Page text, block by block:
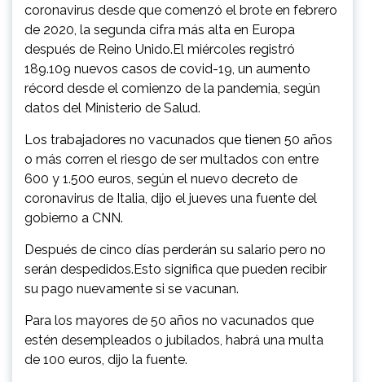
coronavirus desde que comenzó el brote en febrero
de 2020, la segunda cifra más alta en Europa
después de Reino Unido.El miércoles registró
189.109 nuevos casos de covid-19, un aumento
récord desde el comienzo de la pandemia, según
datos del Ministerio de Salud.
Los trabajadores no vacunados que tienen 50 años
o más corren el riesgo de ser multados con entre
600 y 1.500 euros, según el nuevo decreto de
coronavirus de Italia, dijo el jueves una fuente del
gobierno a CNN.
Después de cinco días perderán su salario pero no
serán despedidos.Esto significa que pueden recibir
su pago nuevamente si se vacunan.
Para los mayores de 50 años no vacunados que
estén desempleados o jubilados, habrá una multa
de 100 euros, dijo la fuente.